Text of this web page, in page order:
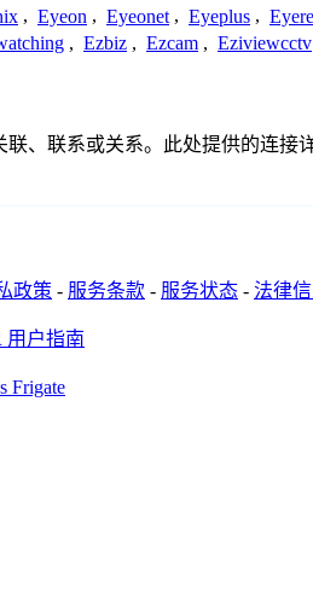
, Eyeon , Eyeonet , Eyeplus ,
, Ezbiz , Ezcam , Eziviewcctv
联、联系或关系。此处提供的连
政策 - 服务条款 - 服务状态 - 法律
用户指南
Frigate